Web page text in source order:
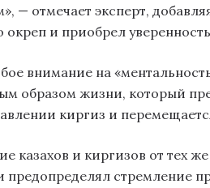
— отмечает эксперт,
и приобрел
внимание на
образом жизни, который
киргиз и
казахов и киргизов от тех
стремление